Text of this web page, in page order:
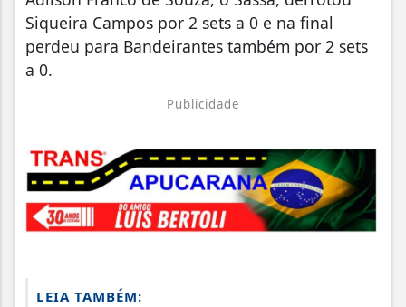
Siqueira Campos por 2 sets a 0 e na final
perdeu para Bandeirantes também por 2 sets
a 0.
Publicidade
LEIA TAMBÉM: